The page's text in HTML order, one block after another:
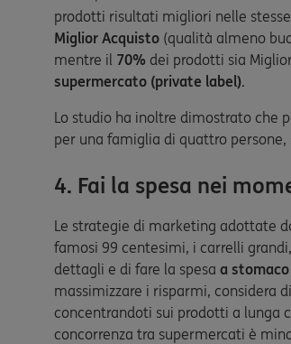
prodotti risultati migliori nelle
Miglior Acquisto (qualità almeno
mentre il 70% dei prodotti sia
supermercato (private label).
Lo studio ha inoltre dimostrato che
per una famiglia di quattro
4. Fai la spesa nei
Le strategie di marketing adottate
famosi 99 centesimi, i carrelli
dettagli e di fare la spesa a
massimizzare i risparmi, considera
concentrandoti sui prodotti a lunga
concorrenza tra supermercati è